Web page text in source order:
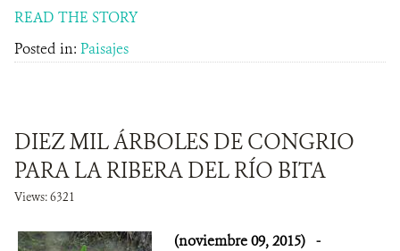
READ THE STORY
Posted in: Paisajes
DIEZ MIL ÁRBOLES DE CONGRIO
PARA LA RIBERA DEL RÍO BITA
Views: 6321
(noviembre 09, 2015) -